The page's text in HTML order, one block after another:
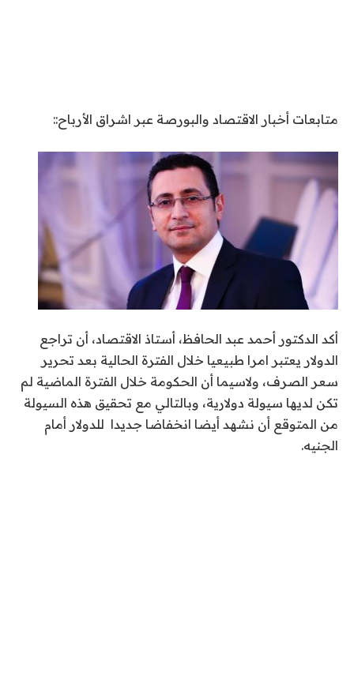
متابعات أخبار الاقتصاد والبورصة عبر اشراق الأرباح::
أكد الدكتور أحمد عبد الحافظ، أستاذ الاقتصاد، أن تراجع
الدولار يعتبر امرا طبيعيا خلال الفترة الحالية بعد تحرير
سعر الصرف، ولاسيما أن الحكومة خلال الفترة الماضية لم
تكن لديها سيولة دولارية، وبالتالي مع تحقيق هذه السيولة
من المتوقع أن نشهد أيضا انخفاضا جديدا للدولار أمام
الجنيه.